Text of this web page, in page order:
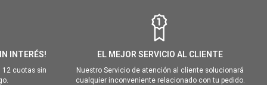
INTERÉS!
12 cuotas sin
EL MEJOR SERVICIO AL CLIENTE
Nuestro Servicio de atención al cliente solucionará
cualquier inconveniente relacionado con tu pedido.